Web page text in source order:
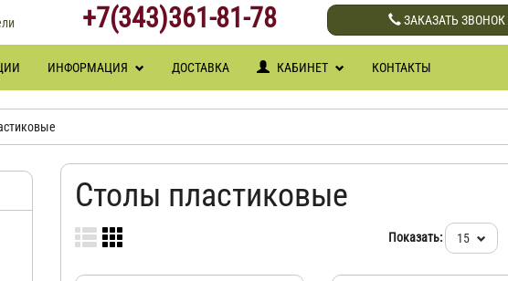
+7(343)361-81-78 ЗАКАЗАТЬ ЗВОНОК
ИНФОРМАЦИЯ ДОСТАВКА КАБИНЕТ КОНТАКТЫ
Столы пластиковые
Показать: 15